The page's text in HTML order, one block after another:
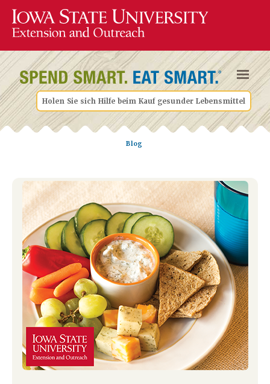
Holen Sie sich Hilfe beim Kauf gesunder Lebensmittel
Blog